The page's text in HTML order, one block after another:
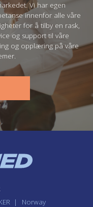
Vi har egen
innenfor alle våre
for å tilby en rask,
og support til våre
og opplæring på våre
Norway